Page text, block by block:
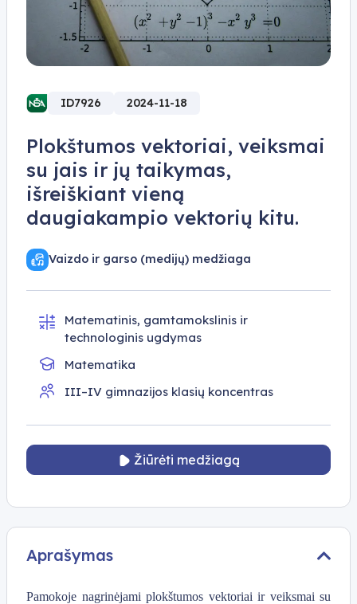
ID7926 2024-11-18
Plokštumos vektoriai, veiksmai
su jais ir jų taikymas,
išreiškiant vieną
daugiakampio vektorių kitu.
Vaizdo ir garso (medijų) medžiaga
Matematinis, gamtamokslinis ir
technologinis ugdymas
Matematika
III–IV gimnazijos klasių koncentras
Žiūrėti medžiagą
Aprašymas
Pamokoje nagrinėjami plokštumos vektoriai ir veiksmai su